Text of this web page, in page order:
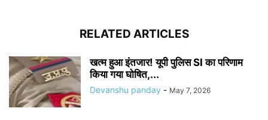
RELATED ARTICLES
खत्म हुआ इंतजार! यूपी पुलिस SI का परिणाम
किया गया घोषित,...
Devanshu panday - May 7, 2026